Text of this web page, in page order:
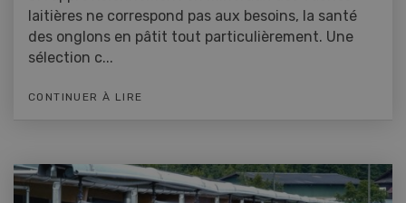
laitières ne correspond pas aux besoins, la santé
des onglons en pâtit tout particulièrement. Une
sélection c...
CONTINUER À LIRE